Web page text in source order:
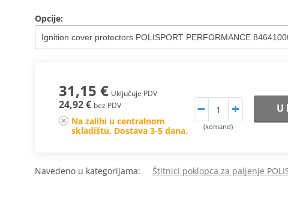
Opcije:
31,15 € Uključuje PDV
24,92 € bez PDV
Na zalihi u centralnom
skladištu. Dostava 3-5 dana.
(komand)
U
Navedeno u kategorijama: Štitnici poklopca za paljenje